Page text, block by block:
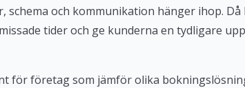
schema och kommunikation hänger ihop.
tider och ge kunderna en tydligare
för företag som jämför olika